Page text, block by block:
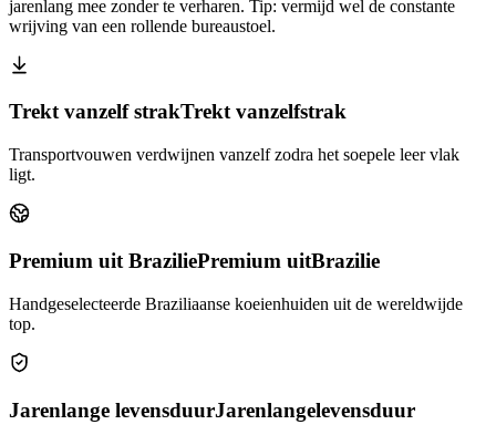
jarenlang mee zonder te verharen. Tip: vermijd wel de constante
wrijving van een rollende bureaustoel.
Trekt vanzelf strakTrekt vanzelfstrak
Transportvouwen verdwijnen vanzelf zodra het soepele leer vlak
ligt.
Premium uit BraziliePremium uitBrazilie
Handgeselecteerde Braziliaanse koeienhuiden uit de wereldwijde
top.
Jarenlange levensduurJarenlangelevensduur